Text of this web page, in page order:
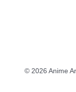
© 2026 Anime